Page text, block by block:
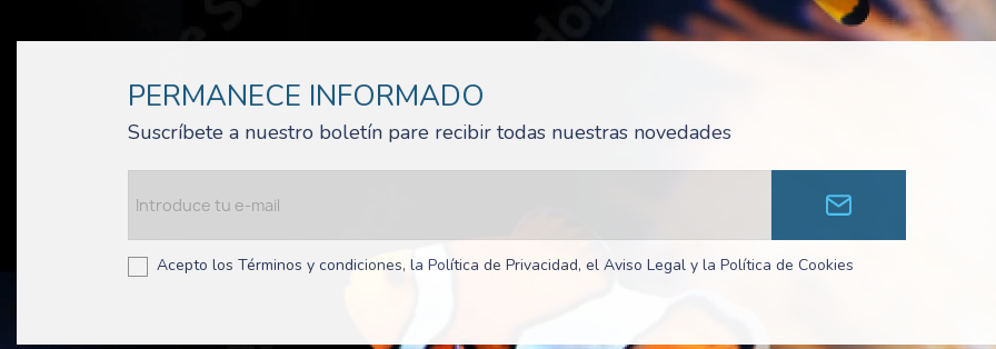
PERMANECE INFORMADO
Suscríbete a nuestro boletín pare recibir todas nuestras novedades
Acepto los Términos y condiciones, la Política de Privacidad, el Aviso Legal y la Política de Cookies